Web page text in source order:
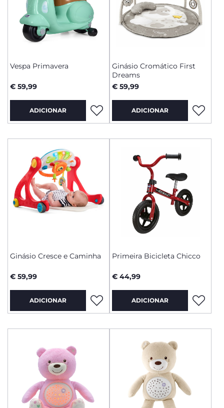
Vespa Primavera
€ 59,99
ADICIONAR
Ginásio Cromático First
Dreams
€ 59,99
ADICIONAR
Ginásio Cresce e Caminha
€ 59,99
ADICIONAR
Primeira Bicicleta Chicco
€ 44,99
ADICIONAR